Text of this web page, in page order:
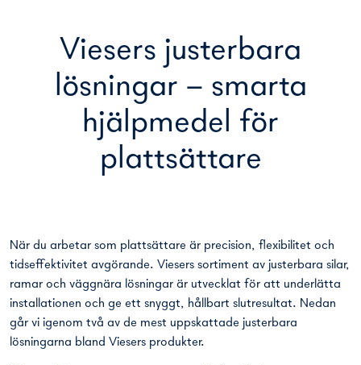
Viesers justerbara
lösningar – smarta
hjälpmedel för
plattsättare
När du arbetar som plattsättare är precision, flexibilitet och
tidseffektivitet avgörande. Viesers sortiment av justerbara silar,
ramar och väggnära lösningar är utvecklat för att underlätta
installationen och ge ett snyggt, hållbart slutresultat. Nedan
går vi igenom två av de mest uppskattade justerbara
lösningarna bland Viesers produkter.